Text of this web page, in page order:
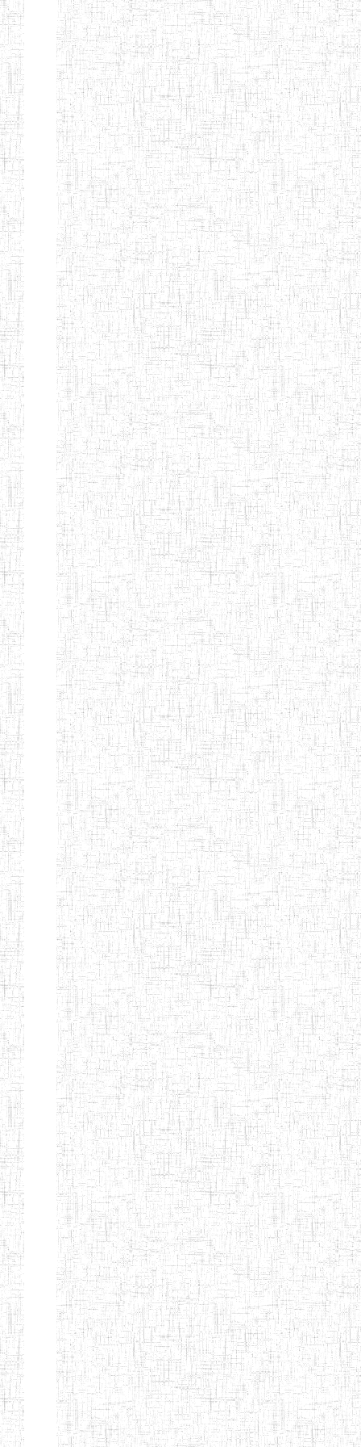
Afficher Page 9 sur 13 Total: 307
Début Préc. 4 5 6 7 8
9
13
Suivant Fin
ENIEG
MODERNE
SAINTE MARIE
04/08/2010 ENIEG
ENIEG PRIVEE
BILINGUE LES
BOSONS
04/08/2010 ENIEG
ENIEG BILINGUE
LE NORMALIEN
CITOYEN
01/08/2014 ENIEG
ENIEG BILINGUE
CLAIRE
FONTAINE
03/10/2012 ENIEG
ENIEG BILINGUE
LA COURONNE
25/06/2014 ENIEG
ENIET BILINGUE
LA
PERFORMANCE
06/01/2014 ENIET
ENIET PRIVEE
LES FERMIONS
25/07/2013 ENIET
ENIET PRIVEE DE
L'OUEST
17/04/2014 ENIET
ENIET LE
NORMALIEN
CITOYEN
30/10/2014 ENIET
ENIEG PRIVEE
L'ARCHE DES
PHOTONS
04/08/2010 ENIEG
ECOLE DE
FORMATION
DES
INSTITUTEURS
ST ANDRE
30/11/2004 ENIEG
ENIEG PRIVEE
LAIQUE
PEKEKUE
04/06/2015 ENIEG
Etablissements
d'enseignement
secondaire
technique